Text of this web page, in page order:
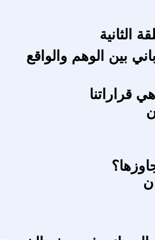
الثانية
بين الوهم والواقع
قراراتنا